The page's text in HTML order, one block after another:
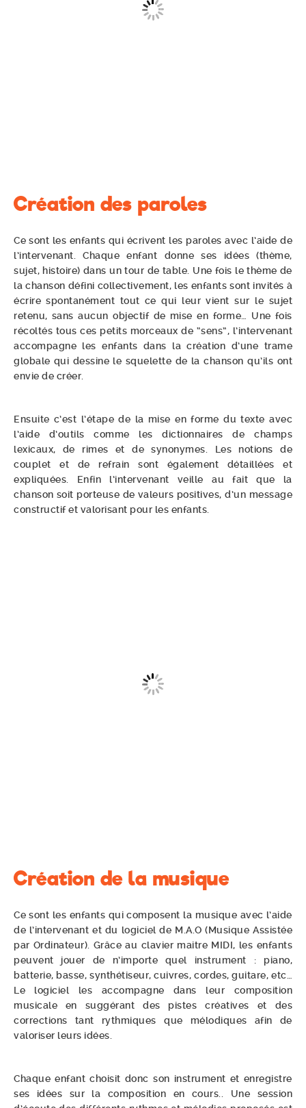
Création des paroles
Ce sont les enfants qui écrivent les paroles avec l’aide de
l’intervenant. Chaque enfant donne ses idées (thème,
sujet, histoire) dans un tour de table. Une fois le thème de
la chanson défini collectivement, les enfants sont invités à
écrire spontanément tout ce qui leur vient sur le sujet
retenu, sans aucun objectif de mise en forme… Une fois
récoltés tous ces petits morceaux de “sens”, l’intervenant
accompagne les enfants dans la création d’une trame
globale qui dessine le squelette de la chanson qu’ils ont
envie de créer.
Ensuite c’est l’étape de la mise en forme du texte avec
l’aide d’outils comme les dictionnaires de champs
lexicaux, de rimes et de synonymes. Les notions de
couplet et de refrain sont également détaillées et
expliquées. Enfin l’intervenant veille au fait que la
chanson soit porteuse de valeurs positives, d’un message
constructif et valorisant pour les enfants.
Création de la musique
Ce sont les enfants qui composent la musique avec l’aide
de l’intervenant et du logiciel de M.A.O (Musique Assistée
par Ordinateur). Grâce au clavier maitre MIDI, les enfants
peuvent jouer de n’importe quel instrument : piano,
batterie, basse, synthétiseur, cuivres, cordes, guitare, etc…
Le logiciel les accompagne dans leur composition
musicale en suggérant des pistes créatives et des
corrections tant rythmiques que mélodiques afin de
valoriser leurs idées.
Chaque enfant choisit donc son instrument et enregistre
ses idées sur la composition en cours.. Une session